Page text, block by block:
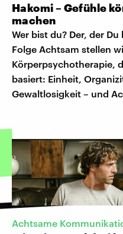
Hakomi – Gefühle
machen
Wer bist du? Der, der
Folge Achtsam stellen
Körperpsychotherapie,
basiert: Einheit,
Gewaltlosigkeit – und
Achtsame